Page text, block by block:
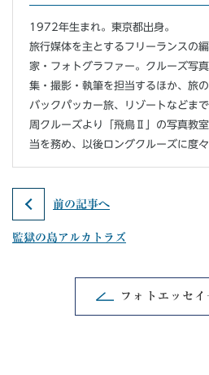
1972年生まれ。東京都出身。
旅行媒体を主とするフリーランスの
家・フォトグラファー。クルーズ写
集・撮影・執筆を担当するほか、旅
バックパッカー旅、リゾートなどま
周クルーズより「飛鳥Ⅱ」の写真教
当を務め、以後ロングクルーズに度々
前の記事へ
監獄の島アルカトラズ
フォトエッセイ